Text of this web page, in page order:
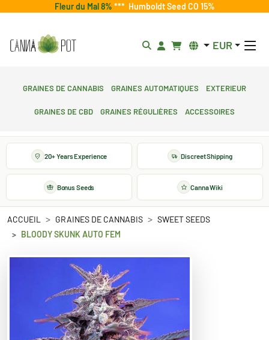
Fleur du Mal 8% *** Humboldt Seed CO 15%
EUR
Graines de cannabis Graines automatiques
Exterieur
Graines de CBD Graines régulières Accessoires
20+ Years Experience Discreet Shipping
Bonus Seeds Canna Wiki
ACCUEIL GRAINES DE CANNABIS
SWEET SEEDS
BLOODY SKUNK AUTO FEM